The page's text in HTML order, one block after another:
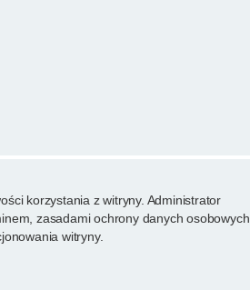
korzystania z witryny. Administrator
zasadami ochrony danych osobowych
witryny.